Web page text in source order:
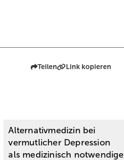
Teilen Link kopieren
Alternativmedizin bei
vermutlicher Depression
als medizinisch notwendige